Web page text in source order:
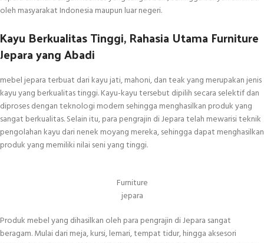
oleh masyarakat Indonesia maupun luar negeri.
Kayu Berkualitas Tinggi, Rahasia Utama Furniture
Jepara yang Abadi
mebel jepara terbuat dari kayu jati, mahoni, dan teak yang merupakan jenis
kayu yang berkualitas tinggi. Kayu-kayu tersebut dipilih secara selektif dan
diproses dengan teknologi modern sehingga menghasilkan produk yang
sangat berkualitas. Selain itu, para pengrajin di Jepara telah mewarisi teknik
pengolahan kayu dari nenek moyang mereka, sehingga dapat menghasilkan
produk yang memiliki nilai seni yang tinggi.
Furniture
jepara
Produk mebel yang dihasilkan oleh para pengrajin di Jepara sangat
beragam. Mulai dari meja, kursi, lemari, tempat tidur, hingga aksesori